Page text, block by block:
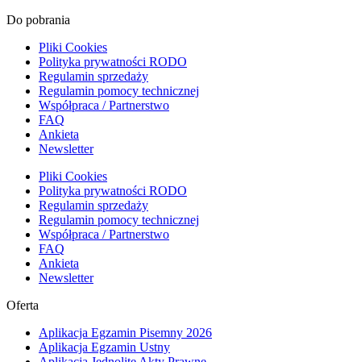
Do pobrania
Pliki Cookies
Polityka prywatności RODO
Regulamin sprzedaży
Regulamin pomocy technicznej
Współpraca / Partnerstwo
FAQ
Ankieta
Newsletter
Pliki Cookies
Polityka prywatności RODO
Regulamin sprzedaży
Regulamin pomocy technicznej
Współpraca / Partnerstwo
FAQ
Ankieta
Newsletter
Oferta
Aplikacja Egzamin Pisemny 2026
Aplikacja Egzamin Ustny